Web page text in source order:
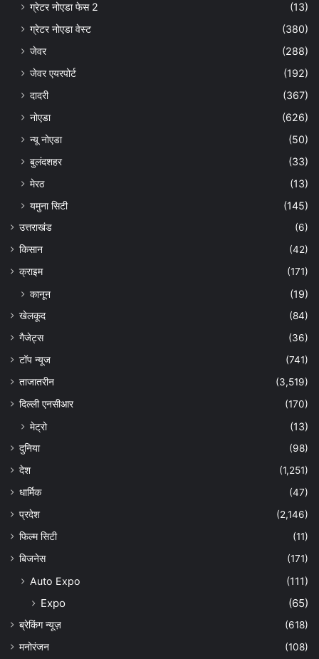
ग्रेटर नोएडा फेस 2
(13)
ग्रेटर नोएडा वेस्ट
(380)
जेवर
(288)
जेवर एयरपोर्ट
(192)
दादरी
(367)
नोएडा
(626)
न्यू नोएडा
(50)
बुलंदशहर
(33)
मेरठ
(13)
यमुना सिटी
(145)
उत्तराखंड
(6)
किसान
(42)
क्राइम
(171)
कानून (19)
खेलकूद
(84)
गैजेट्स
(36)
टॉप न्यूज
(741)
ताजातरीन
(3,519)
दिल्ली एनसीआर
(170)
मेट्रो (13)
दुनिया
(98)
देश
(1,251)
धार्मिक
(47)
प्रदेश
(2,146)
फिल्म सिटी
(11)
बिजनेस
(171)
Auto Expo (111)
Expo (65)
ब्रेकिंग न्यूज़
(618)
मनोरंजन
(108)